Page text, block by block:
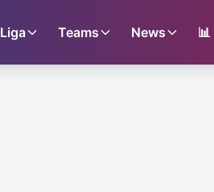
Liga Teams News 📊